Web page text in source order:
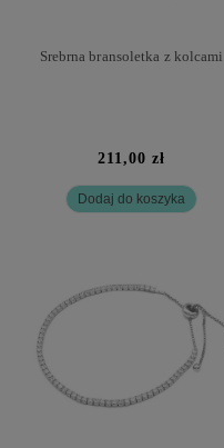
Srebrna bransoletka z kolcami
211,00 zł
Dodaj do koszyka